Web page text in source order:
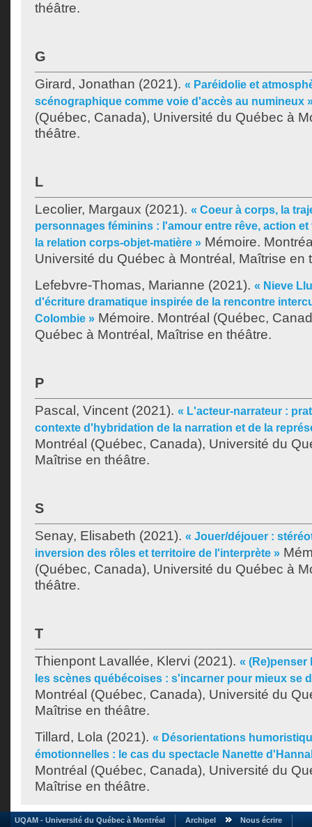
théâtre.
G
Girard, Jonathan (2021). « Paréidolie et
scénographique comme voie d'accès au numineux
(Québec, Canada), Université du Québec à
théâtre.
L
Lecolier, Margaux (2021). « Coeur à corps, la
personnages féminins : l'amour entre rêve, action
la relation corps-objet-matière » Mémoire.
Université du Québec à Montréal, Maîtrise en
Lefebvre-Thomas, Marianne (2021). « Nieve
d'écriture dramatique inspirée de la rencontre
Colombie » Mémoire. Montréal (Québec,
Québec à Montréal, Maîtrise en théâtre.
P
Pascal, Vincent (2021). « L'acteur-narrateur :
contexte d'hybridation de la narration et de la
Montréal (Québec, Canada), Université du
Maîtrise en théâtre.
S
Senay, Elisabeth (2021). « Jouer/déjouer :
inversion des rôles et territoire de l'interprète »
(Québec, Canada), Université du Québec à
théâtre.
T
Thienpont Lavallée, Klervi (2021). « (Re)penser
les scènes québécoises : s'incarner pour mieux se
Montréal (Québec, Canada), Université du
Maîtrise en théâtre.
Tillard, Lola (2021). « Désorientations
émotionnelles : le cas du spectacle Nanette
Montréal (Québec, Canada), Université du
Maîtrise en théâtre.
UQAM - Université du Québec à Montréal Archipel Nous écrire